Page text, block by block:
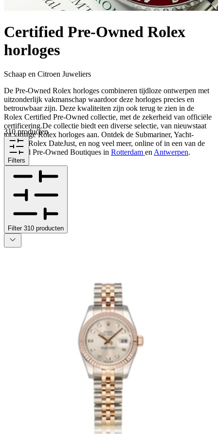
Certified Pre-Owned Rolex
horloges
Schaap en Citroen Juweliers
De Pre-Owned Rolex horloges combineren tijdloze ontwerpen met
uitzonderlijk vakmanschap waardoor deze horloges precies en
betrouwbaar zijn. Deze kwaliteiten zijn ook terug te zien in de
Rolex Certified Pre-Owned collectie, met de zekerheid van officiële
certificering.De collectie biedt een diverse selectie, van nieuwstaat
tot vintage Rolex horloges aan. Ontdek de Submariner, Yacht-
Master, Rolex DateJust, en nog veel meer, online of in een van de
Certified Pre-Owned Boutiques in Rotterdam en Antwerpen.
310 producten
Filters
Filter 310 producten